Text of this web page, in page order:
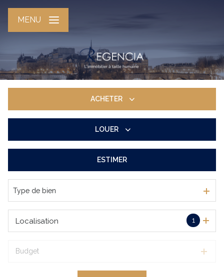
MENU
ACHETER
LOUER
De l'immo pro
ESTIMER
Type de bien
1
Localisation
Budget